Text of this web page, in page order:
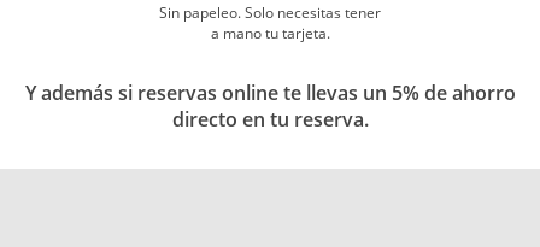
Sin papeleo. Solo necesitas tener
a mano tu tarjeta.
Y además si reservas online te llevas un 5% de ahorro
directo en tu reserva.